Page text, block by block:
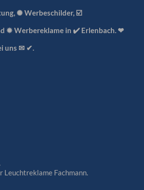
✺ Werbeschilder, ☑️
✹ Werbereklame in ✔️ Erlenbach. ❤
uns ✉ ✔.
Leuchtreklame Fachmann.